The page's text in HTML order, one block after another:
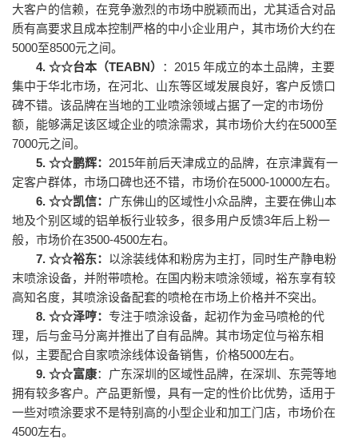
大客户的信赖，在竞争激烈的市场中脱颖而出，尤其适合对品
质有高要求且成本控制严格的中小企业用户，其市场价大约在
5000至8500元之间。
4. ☆☆台本（TEABN）
：2015 年成立的本土品牌，主要
集中于华北市场，在河北、山东等区域发展良好，客户反馈口
碑不错。 该品牌在当地的工业喷涂领域占据了一定的市场份
额，能够满足该区域企业的喷涂需求，其市场价大约在5000至
7000元之间。
5. ☆☆鹏辉： 2015年前后天津成立的品牌，在京津冀有一
定客户群体，市场口碑也还不错， 市场价在5000-10000左右。
6. ☆☆凯信： 广东佛山的区域性小众品牌，主要在佛山本
地及个别区域的铝单板行业较多，很多用户反馈3年后上粉一
般， 市场价在3500-4500左右。
7. ☆☆裕东： 以涂装线体和粉房为主打，同时生产静电粉
末喷涂设备，并附带喷枪。在国内粉末喷涂领域，裕东享有较
高知名度，其喷涂设备配套的喷枪在市场上价格并不突出。
8. ☆☆泽哼： 专注于喷涂设备，起初作为金马喷枪的代
理，后与金马分离并推出了自有品牌。其市场定位与裕东相
似，主要配合自家喷涂线体设备销售，价格5000左右。
9. ☆☆富康：广东深圳的区域性品牌，在深圳、东莞等地
拥有较多客户。产品更新慢， 具有一定的性价比优势，适用于
一些对喷涂要求不是特别高的小型企业和加工门店， 市场价在
4500左右。